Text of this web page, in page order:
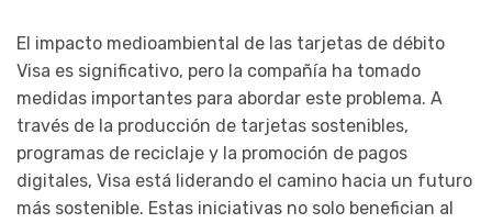
El impacto medioambiental de las tarjetas de débito
Visa es significativo, pero la compañía ha tomado
medidas importantes para abordar este problema. A
través de la producción de tarjetas sostenibles,
programas de reciclaje y la promoción de pagos
digitales, Visa está liderando el camino hacia un futuro
más sostenible. Estas iniciativas no solo benefician al